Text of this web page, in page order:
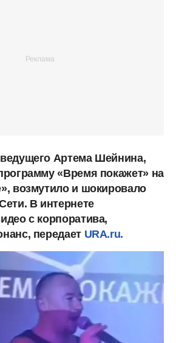
Артема Шейнина,
«Время покажет» на
возмутило и шокировало
В интернете
с корпоратива,
передает URA.ru.